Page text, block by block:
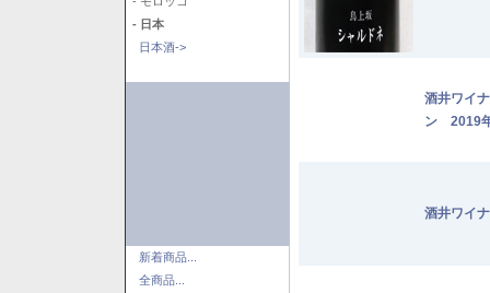
- 日本
日本酒->
新着商品...
全商品...
酒井ワイ
ン 2019
酒井ワイ